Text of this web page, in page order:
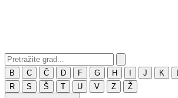
B C Č D F G H J K
R
S Š T U V Z Ž